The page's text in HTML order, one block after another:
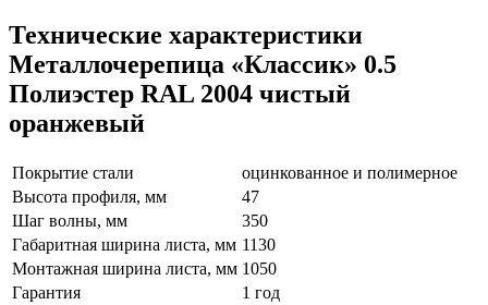
Технические характеристики
Металлочерепица «Классик» 0.5
Полиэстер RAL 2004 чистый
оранжевый
Покрытие стали
оцинкованное и полимерное
Высота профиля, мм
47
Шаг волны, мм
350
Габаритная ширина листа, мм 1130
Монтажная ширина листа, мм 1050
Гарантия
1 год